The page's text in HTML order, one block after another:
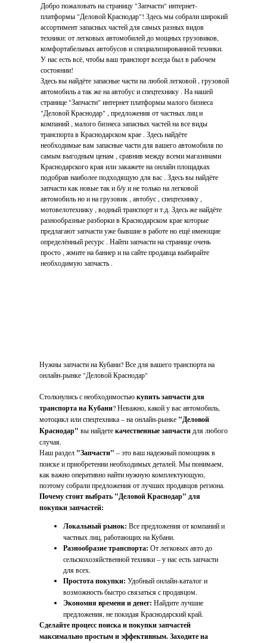
Добро пожаловать на страницу "Запчасти" интернет-
платформы "Деловой Краснодар"! Здесь мы собрали широкий
ассортимент запасных частей для самых разных видов
техники: от легковых автомобилей до мощных грузовиков,
комфортабельных автобусов и специализированной техники.
У нас есть всё, чтобы ваш транспорт всегда был в рабочем
состоянии!
Здесь вы найдёте запасные части на любой легковой , грузовой
автомобиль а так же на автобус и спецтехнику . На нашей
странице "Запчасти" интернет платформы малого бизнеса
"Деловой Краснодар" , предложения от частных лиц и
компаний , малого бизнеса запасных частей на все виды
транспорта в Краснодарском крае . Здесь найдёте
необходимые вам запасные части для вашего автомобиля по
самым выгодным ценам , сравнив между всеми магазинами
Краснодарского края или закажете на онлайн площадках
подобрав наиболее подходящую для вас . Здесь вы найдёте
запчасти как новые так и б/у и не только на легковой
автомобиль но и на грузовик , автобус , спецтехнику ,
мотовелотехнику , водный транспорт и т.д. Здесь же найдёте
разнообразные разборки в Краснодарском крае которые
предлагают запчасти уже бывшие в работе но ещё имеющие
определённый ресурс . Найти запчасти на странице очень
просто , жмите на баннер и на сайте продавца выбирайте
необходимую запчасть .
Нужны запчасти на Кубани? Все для вашего транспорта на
онлайн-рынке "Деловой Краснодар"
Столкнулись с необходимостьюкупить запчасти для
транспорта на Кубани? Неважно, какой у вас автомобиль,
мотоцикл или спецтехника – на онлайн-рынке "Деловой
Краснодар" вы найдетекачественные запчастидля любого
случая.
Наш раздел "Запчасти" – это ваш надежный помощник в
поиске и приобретении необходимых деталей. Мы понимаем,
как важно оперативно найти нужную комплектующую,
поэтому собрали предложения от лучших продавцов региона.
Почему стоит выбрать "Деловой Краснодар" для
покупки запчастей:
Локальный рынок: Все предложения от компаний и
частных лиц, работающих на Кубани.
Разнообразие транспорта: От легковых авто до
сельскохозяйственной техники – у нас есть запчасти
для всех.
Простота покупки: Удобный онлайн-каталог и
возможность быстро связаться с продавцом.
Экономия времени и денег: Найдите лучшие
предложения, не покидая Краснодарский край.
Сделайте процесс поиска и покупки запчастей
максимально простым и эффективным. Заходите на